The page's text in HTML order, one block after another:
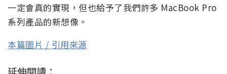
一定會真的實現，但也給予了我們許多 MacBook Pro
系列產品的新想像。
本篇圖片 / 引用來源